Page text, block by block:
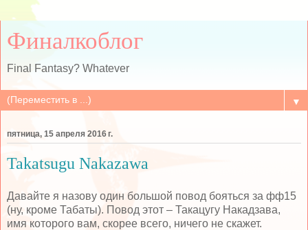
Финалкоблог
Final Fantasy? Whatever
▼
пятница, 15 апреля 2016 г.
Takatsugu Nakazawa
Давайте я назову один большой повод бояться за фф15
(ну, кроме Табаты). Повод этот – Такацугу Накадзава,
имя которого вам, скорее всего, ничего не скажет.